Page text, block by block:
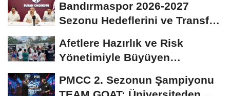
Bandırmaspor 2026-2027
Sezonu Hedeflerini ve Transfer
Afetlere Hazırlık ve Risk
Yönetimiyle Büyüyen
PMCC 2. Sezonun Şampiyonu